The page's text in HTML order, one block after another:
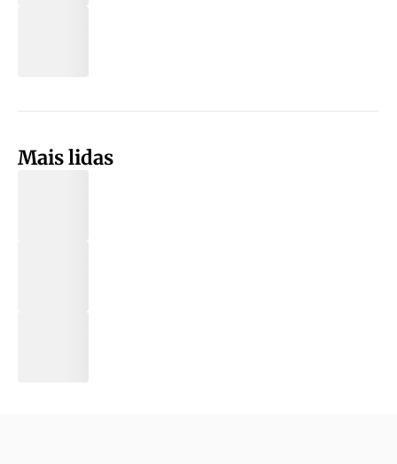
Mais lidas